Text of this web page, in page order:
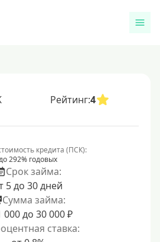
Рейтинг:4
кредита (ПСК):
292% годовых
Срок займа:
5 до 30 дней
Сумма займа:
000 до 30 000 ₽
ставка: